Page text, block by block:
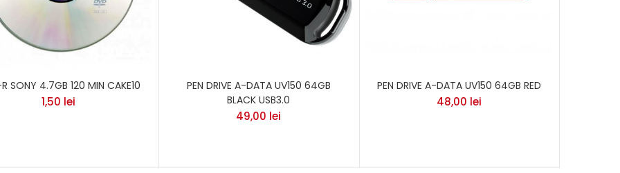
SONY 4.7GB 120 MIN CAKE10
1,50 lei
PEN DRIVE A-DATA UV150 64GB
BLACK USB3.0
49,00 lei
PEN DRIVE A-DATA UV150 64GB RED
48,00 lei